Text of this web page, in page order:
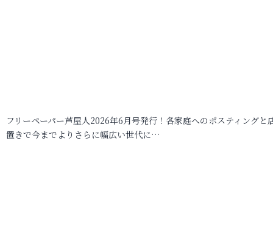
フリーペーパー芦屋人2026年6月号発行！各家庭へのポスティングと
置きで今までよりさらに幅広い世代に…